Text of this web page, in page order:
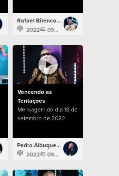
Rafael Bitencourt
2022年 09月 25日
Vencendo as
Tentações
Mensagem do dia 18 de
setembro de 2022
Pedro Albuquerque
2022年 09月 18日